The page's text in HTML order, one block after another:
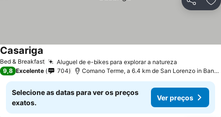
Partilhar
Bed & Breakfast Aluguel de e-bikes para explorar a natureza
Casariga
9,8 Excelente 704 Comano Terme, a 6.4 km de San Lorenzo in
Selecione as datas para ver os preços
exatos.
Ver preços